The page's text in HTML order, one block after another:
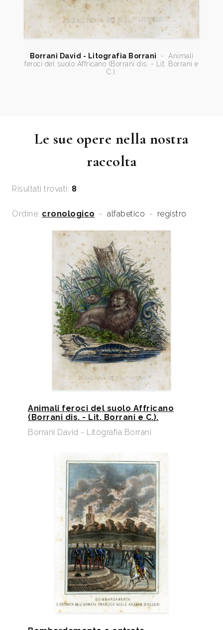
Borrani David - Litografia Borrani -
Animali
feroci del suolo Affricano (Borrani dis. - Lit. Borrani e
C.).
Le sue opere nella nostra
raccolta
Risultati trovati: 8
Ordine: cronologico - alfabetico - registro
Animali feroci del suolo Affricano
(Borrani dis. - Lit. Borrani e C.).
Borrani David - Litografia Borrani